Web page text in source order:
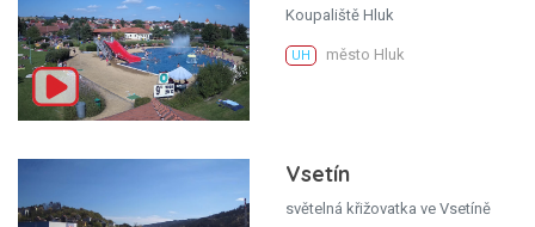
Koupaliště Hluk
UH město Hluk
Vsetín
světelná křižovatka ve Vsetíně